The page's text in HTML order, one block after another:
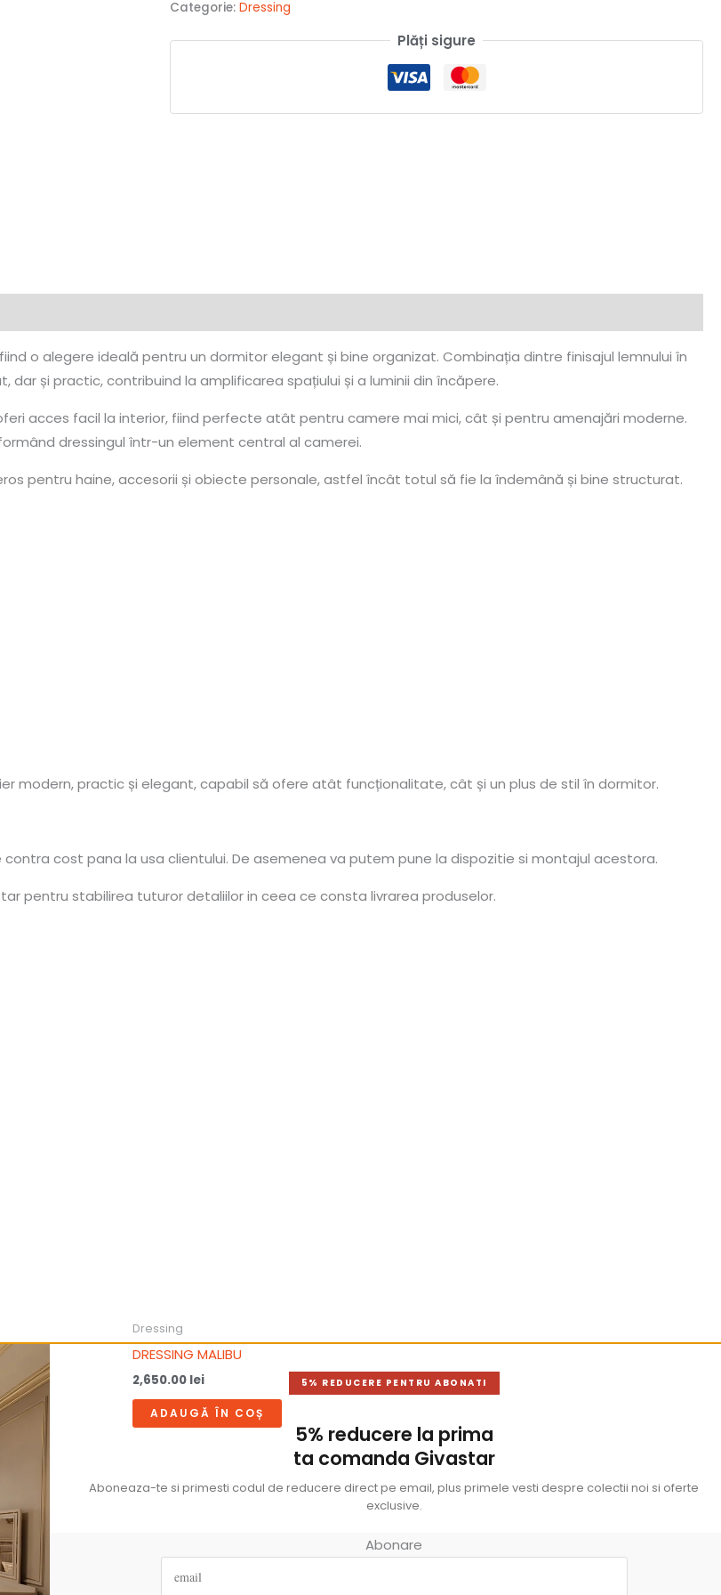
Categorie:Dressing
Plăți sigure
o alegere ideală pentru un dormitor elegant și bine organizat. Combinația dintre finisajul lemnului în
și practic, contribuind la amplificarea spațiului și a luminii din încăpere.
acces facil la interior, fiind perfecte atât pentru camere mai mici, cât și pentru amenajări moderne.
dressingul într-un element central al camerei.
pentru haine, accesorii și obiecte personale, astfel încât totul să fie la îndemână și bine structurat.
modern, practic și elegant, capabil să ofere atât funcționalitate, cât și un plus de stil în dormitor.
cost pana la usa clientului. De asemenea va putem pune la dispozitie si montajul acestora.
pentru stabilirea tuturor detaliilor in ceea ce consta livrarea produselor.
Dressing
DRESSING MALIBU
2,650.00 lei
ADAUGĂ ÎN COȘ
5% REDUCERE PENTRU ABONATI
5% reducere la prima
ta comanda Givastar
Aboneaza-te si primesti codul de reducere direct pe email, plus primele vesti despre colectii noi si oferte
exclusive.
Abonare